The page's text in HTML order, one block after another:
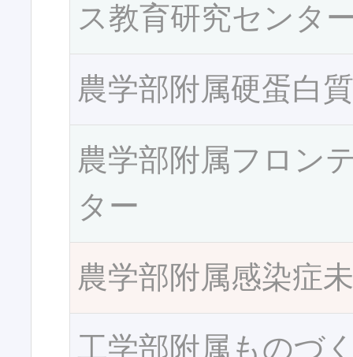
ス教育研究センタ
農学部附属硬蛋白
農学部附属フロン
ター
農学部附属感染症
工学部附属ものづ